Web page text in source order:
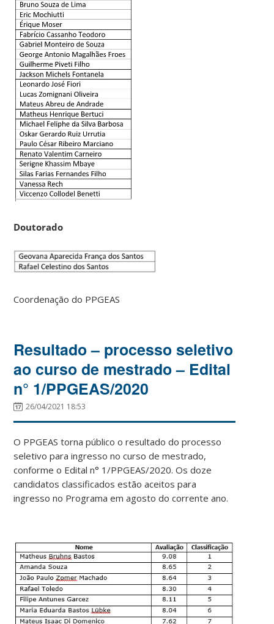
Doutorado
Coordenação do PPGEAS
Resultado – processo seletivo
ao curso de mestrado – Edital
n° 1/PPGEAS/2020
26/04/2021 18:53
O PPGEAS torna público o resultado do processo
seletivo para ingresso no curso de mestrado,
conforme o Edital n° 1/PPGEAS/2020. Os doze
candidatos classificados estão aceitos para
ingresso no Programa em agosto do corrente ano.